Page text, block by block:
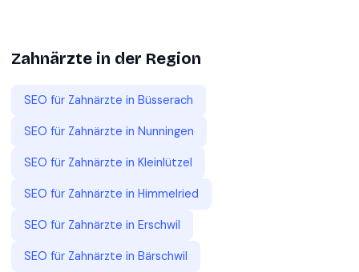
Zahnärzte in der Region
SEO für Zahnärzte in Büsserach
SEO für Zahnärzte in Nunningen
SEO für Zahnärzte in Kleinlützel
SEO für Zahnärzte in Himmelried
SEO für Zahnärzte in Erschwil
SEO für Zahnärzte in Bärschwil